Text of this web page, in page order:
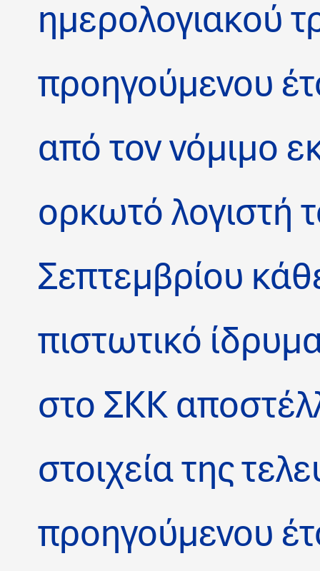
ημερολογιακού
προηγούμενου
από τον νόμιμο
ορκωτό λογιστή
Σεπτεμβρίου
πιστωτικό
στο ΣΚΚ
στοιχεία της
προηγούμενου